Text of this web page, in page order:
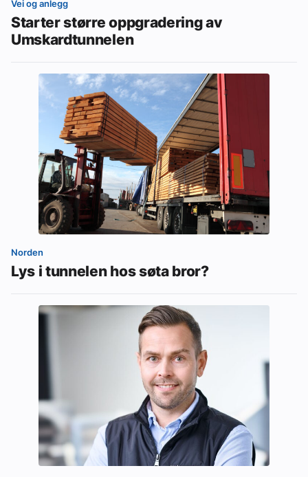
Vei og anlegg
Starter større oppgradering av
Umskardtunnelen
Norden
Lys i tunnelen hos søta bror?